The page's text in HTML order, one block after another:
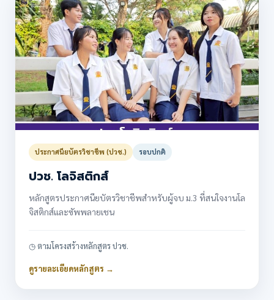
ประกาศนียบัตรวิชาชีพ (ปวช.) รอบปกติ
ปวช. โลจิสติกส์
หลักสูตรประกาศนียบัตรวิชาชีพสำหรับผู้จบ ม.3 ที่สนใจงานโล
จิสติกส์และซัพพลายเชน
◷ ตามโครงสร้างหลักสูตร ปวช.
ดูรายละเอียดหลักสูตร →